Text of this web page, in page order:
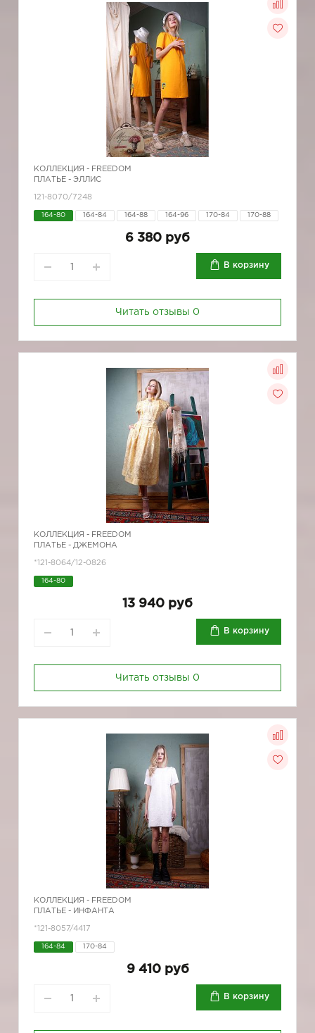
КОЛЛЕКЦИЯ - FREEDOM
ПЛАТЬЕ - ЭЛЛИС
121-8070/7248
164-80 164-84 164-88 164-96 170-84 170-88
6 380 руб
В корзину
Читать отзывы 0
КОЛЛЕКЦИЯ - FREEDOM
ПЛАТЬЕ - ДЖЕМОНА
*121-8064/12-0826
164-80
13 940 руб
В корзину
Читать отзывы 0
КОЛЛЕКЦИЯ - FREEDOM
ПЛАТЬЕ - ИНФАНТА
*121-8057/4417
164-84 170-84
9 410 руб
В корзину